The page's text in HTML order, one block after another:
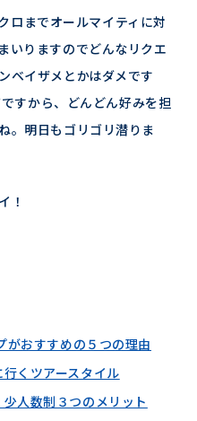
ロまでオールマイティに対
いりますのでどんなリクエ
ベイザメとかはダメです
すから、どんどん好みを担
。明日もゴリゴリ潜りま
！
がおすすめの５つの理由
くツアースタイル
人数制３つのメリット